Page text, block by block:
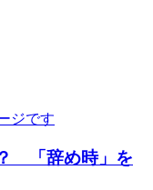
「辞め時」を